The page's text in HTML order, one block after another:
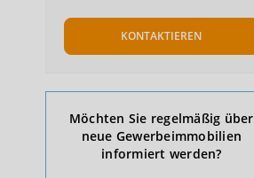
KONTAKTIEREN
Möchten Sie regelmäßig über
neue Gewerbeimmobilien
informiert werden?